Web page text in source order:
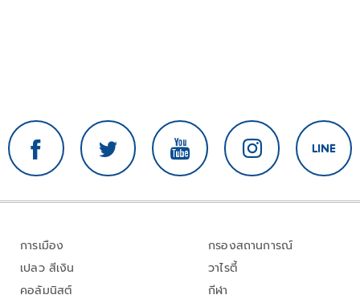
การเมือง
เปลว สีเงิน
คอลัมนิสต์
กรองสถานการณ์
วาไรตี้
กีฬา